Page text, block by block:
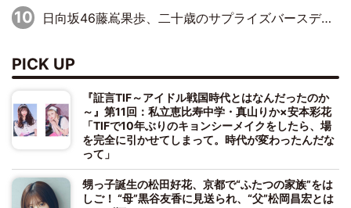
日向坂46藤嶌果歩、二十歳のサプライズバースデーに大喜び「頼られる先輩になれるように努力していきたい」
PICK UP
『証言TIF～アイドル戦国時代とはなんだったのか
～』第11回：私立恵比寿中学・真山りか×安本彩花
「TIFで10年ぶりのキョンシーメイクをしたら、場
を完全に引かせてしまって。時代が変わったんだな
って」
甥っ子誕生の松田好花、京都で“ふたつの家族”をは
しご！ “母”黒谷友香に見送られ、“父”松岡昌宏とは